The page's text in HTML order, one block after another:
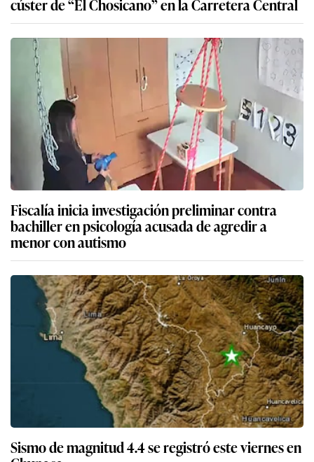
cúster de “El Chosicano” en la Carretera Central
Fiscalía inicia investigación preliminar contra
bachiller en psicología acusada de agredir a
menor con autismo
Sismo de magnitud 4.4 se registró este viernes en